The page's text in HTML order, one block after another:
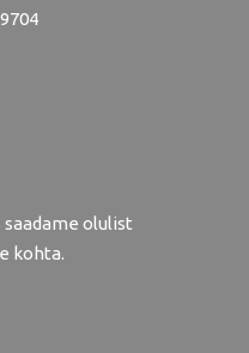
saadame olulist
kohta.